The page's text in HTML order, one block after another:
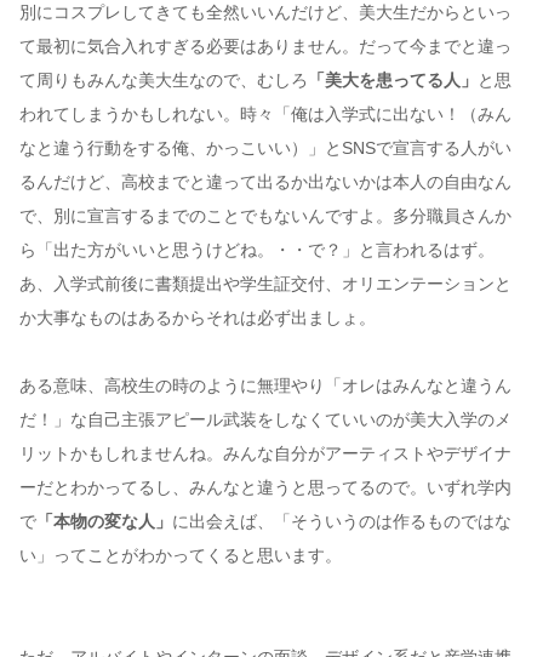
別にコスプレしてきても全然いいんだけど、美大生だからといっ
て最初に気合入れすぎる必要はありません。だって今までと違っ
て周りもみんな美大生なので、むしろ
「美大を患ってる人」 と思
われてしまうかもしれない。時々「俺は入学式に出ない！（みん
なと違う行動をする俺、かっこいい）」とSNSで宣言する人がい
るんだけど、高校までと違って出るか出ないかは本人の自由なん
で、別に宣言するまでのことでもないんですよ。多分職員さんか
ら「出た方がいいと思うけどね。・・で？」と言われるはず。
あ、入学式前後に書類提出や学生証交付、オリエンテーションと
か大事なものはあるからそれは必ず出ましょ。
ある意味、高校生の時のように無理やり「オレはみんなと違うん
だ！」な自己主張アピール武装をしなくていいのが美大入学のメ
リットかもしれませんね。みんな自分がアーティストやデザイナ
ーだとわかってるし、みんなと違うと思ってるので。いずれ学内
で 「本物の変な人」 に出会えば、「そういうのは作るものではな
い」ってことがわかってくると思います。